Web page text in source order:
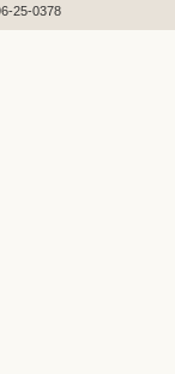
25-0378